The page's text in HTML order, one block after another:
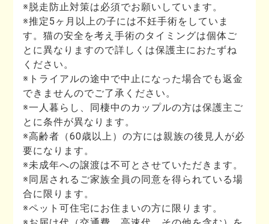
※脱走防止対策は必須でお願いしています。
※推定5ヶ月以上の子には不妊手術をしていま
す。猫の安全を考え手術のタイミングは個体ご
とに異なりますので詳しくは保護主におたずね
ください。
※トライアルの途中で中止になった場合でも返金
できませんのでご了承ください。
※一人暮らし、同棲中のカップルの方は保護主ご
とに条件が異なります。
※高齢者（60歳以上）の方には親族の後見人が必
要になります。
※未成年への譲渡は不可とさせていただきます。
※同居されるご家族全員の同意を得られている場
合に限ります。
※ペット可住宅にお住まいの方に限ります。